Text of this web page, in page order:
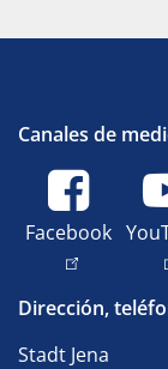
Canales de
Facebook
Dirección,
Stadt Jena